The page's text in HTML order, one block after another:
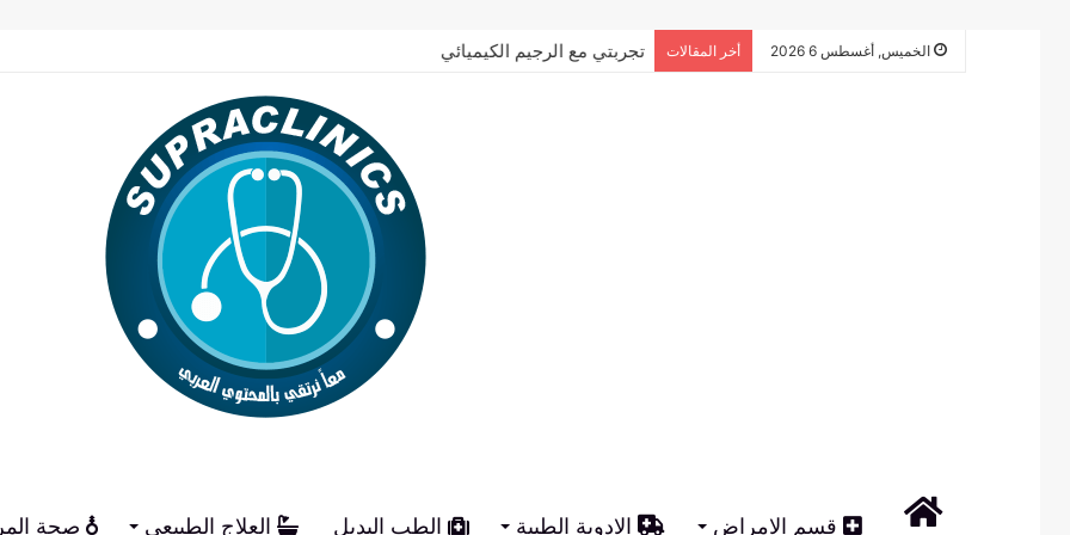
الخميس, أغسطس 6 2026 أخر المقالات تجربتي مع الرجيم الكيميائي
الرئيسيةقسم الامراض الادوية الطبية الطب البديل العلاج الطبيعي صحة